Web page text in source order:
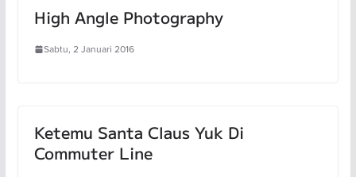
High Angle Photography
Sabtu, 2 Januari 2016
Ketemu Santa Claus Yuk Di
Commuter Line